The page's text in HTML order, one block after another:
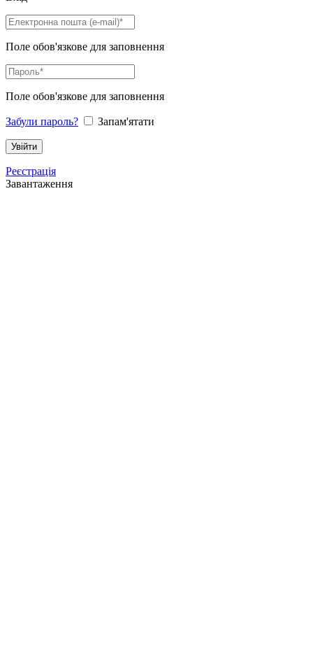
Поле обов'язкове для заповнення
Поле обов'язкове для заповнення
Забули пароль? Запам'ятати
Реєстрація
Завантаження